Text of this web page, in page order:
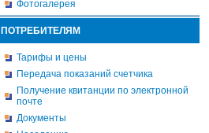
Фотогалерея
ПОТРЕБИТЕЛЯМ
Тарифы и цены
Передача показаний счетчика
Получение квитанции по электронной
почте
Документы